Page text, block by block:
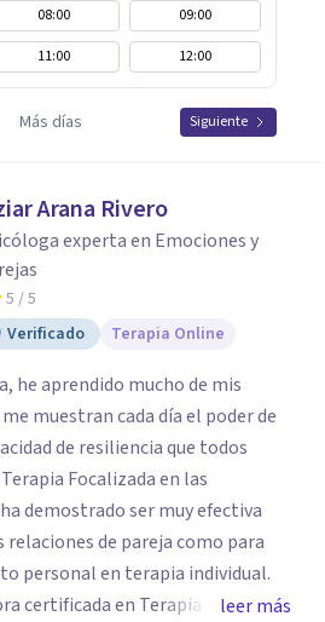
08:00
09:00
11:00 12:00
Más días Siguiente
Arana Rivero
experta en Emociones y
5 / 5
Verificado
Terapia Online
he aprendido mucho de mis
muestran cada día el poder de
de resiliencia que todos
Focalizada en las
demostrado ser muy efectiva
de pareja como para
personal en terapia individual.
certificada en Terapia
leer más